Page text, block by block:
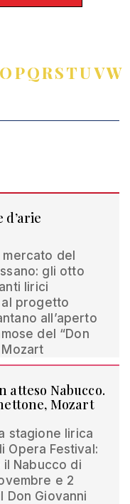
OPQRSTUVW
mercato del
gli otto
lirici
progetto
all’aperto
del “Don
atteso Nabucco.
Mozart
stagione lirica
Opera Festival:
Nabucco di
e 2
Don Giovanni